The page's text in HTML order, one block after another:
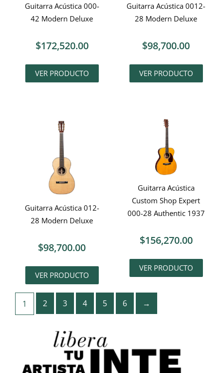
Guitarra Acústica 000-
42 Modern Deluxe
$172,520.00
VER PRODUCTO
Guitarra Acústica 0012-
28 Modern Deluxe
$98,700.00
VER PRODUCTO
Guitarra Acústica 012-
28 Modern Deluxe
$98,700.00
VER PRODUCTO
Guitarra Acústica
Custom Shop Expert
000-28 Authentic 1937
$156,270.00
VER PRODUCTO
1 2 3 4 5 6 →